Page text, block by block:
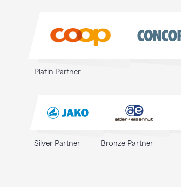
Platin Partner
Silver Partner Bronze Partner